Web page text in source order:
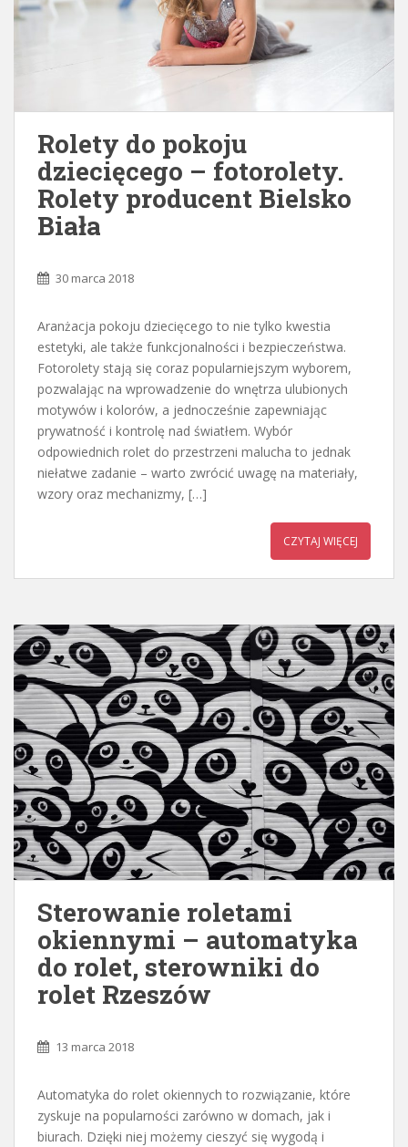
Rolety do pokoju
dziecięcego – fotorolety.
Rolety producent Bielsko
Biała
30 marca 2018
Aranżacja pokoju dziecięcego to nie tylko kwestia
estetyki, ale także funkcjonalności i bezpieczeństwa.
Fotorolety stają się coraz popularniejszym wyborem,
pozwalając na wprowadzenie do wnętrza ulubionych
motywów i kolorów, a jednocześnie zapewniając
prywatność i kontrolę nad światłem. Wybór
odpowiednich rolet do przestrzeni malucha to jednak
niełatwe zadanie – warto zwrócić uwagę na materiały,
wzory oraz mechanizmy, […]
CZYTAJ WIĘCEJ
Sterowanie roletami
okiennymi – automatyka
do rolet, sterowniki do
rolet Rzeszów
13 marca 2018
Automatyka do rolet okiennych to rozwiązanie, które
zyskuje na popularności zarówno w domach, jak i
biurach. Dzięki niej możemy cieszyć się wygodą i